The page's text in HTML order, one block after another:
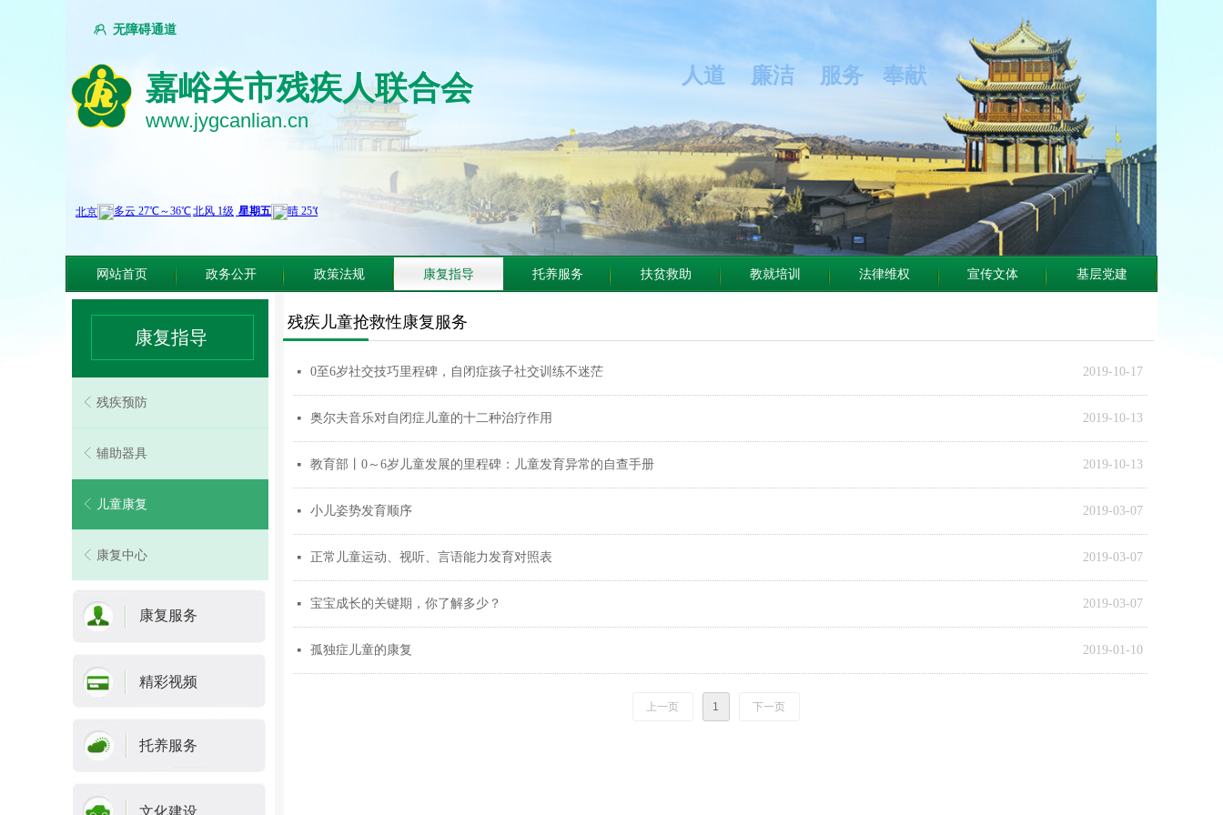
网站首页 政务公开 政策法规 康复指导 托养服务 扶贫救助 教就培训 法律维权 宣传文体 基层党建
人道 廉洁 服务 奉献
嘉峪关市残疾人联合会
www.jygcanlian.cn
嘉峪关市残疾人联合会
www.jygcanlian.cn
ꁘ 无障碍通道
残疾儿童抢救性康复服务
2019-10-17
넷 0至6岁社交技巧里程碑，自闭症孩子社交训练不迷茫
2019-10-13
넷 奥尔夫音乐对自闭症儿童的十二种治疗作用
2019-10-13
넷 教育部丨0～6岁儿童发展的里程碑：儿童发育异常的自查手册
2019-03-07
넷 小儿姿势发育顺序
2019-03-07
넷 正常儿童运动、视听、言语能力发育对照表
2019-03-07
넷 宝宝成长的关键期，你了解多少？
2019-01-10
넷 孤独症儿童的康复
上一页 1 下一页
康复指导
ꁣ 残疾预防
ꁣ 辅助器具
ꁣ 儿童康复
ꁣ 康复中心
康复服务
精彩视频
托养服务
文化建设